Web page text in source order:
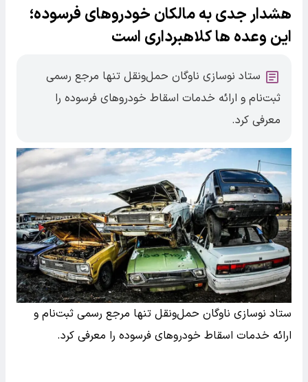
هشدار جدی به مالکان خودروهای فرسوده؛
این وعده ها کلاهبرداری است
ستاد نوسازی ناوگان حمل‌ونقل تنها مرجع رسمی
ثبت‌نام و ارائه خدمات اسقاط خودروهای فرسوده را
معرفی کرد.
ستاد نوسازی ناوگان حمل‌ونقل تنها مرجع رسمی ثبت‌نام و
ارائه خدمات اسقاط خودروهای فرسوده را معرفی کرد.